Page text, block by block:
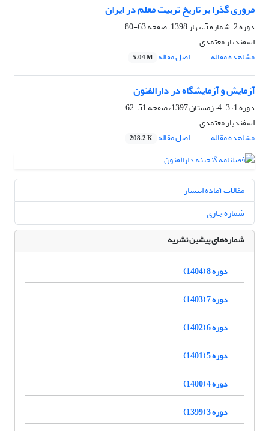
مروری گذرا بر تاریخ تربیت معلم در ایران
دوره 2، شماره 5، بهار 1398، صفحه
63-80
اسفندیار معتمدی
مشاهده مقاله
اصل مقاله 5.04 M
آزمایش و آزمایشگاه در دارالفنون
دوره 1، 3-4، زمستان 1397، صفحه
51-62
اسفندیار معتمدی
مشاهده مقاله
اصل مقاله 208.2 K
مقالات آماده انتشار
شماره جاری
شماره‌های پیشین نشریه
دوره 8 (1404)
دوره 7 (1403)
دوره 6 (1402)
دوره 5 (1401)
دوره 4 (1400)
دوره 3 (1399)